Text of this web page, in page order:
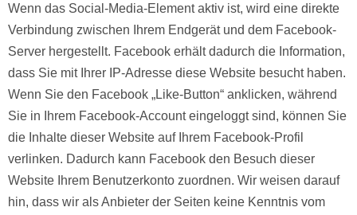
Wenn das Social-Media-Element aktiv ist, wird eine direkte
Verbindung zwischen Ihrem Endgerät und dem Facebook-
Server hergestellt. Facebook erhält dadurch die Information,
dass Sie mit Ihrer IP-Adresse diese Website besucht haben.
Wenn Sie den Facebook „Like-Button“ anklicken, während
Sie in Ihrem Facebook-Account eingeloggt sind, können Sie
die Inhalte dieser Website auf Ihrem Facebook-Profil
verlinken. Dadurch kann Facebook den Besuch dieser
Website Ihrem Benutzerkonto zuordnen. Wir weisen darauf
hin, dass wir als Anbieter der Seiten keine Kenntnis vom